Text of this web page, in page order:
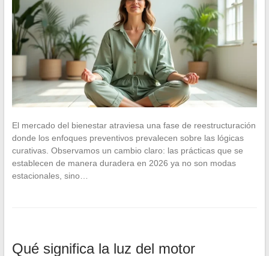
El mercado del bienestar atraviesa una fase de reestructuración
donde los enfoques preventivos prevalecen sobre las lógicas
curativas. Observamos un cambio claro: las prácticas que se
establecen de manera duradera en 2026 ya no son modas
estacionales, sino…
Qué significa la luz del motor